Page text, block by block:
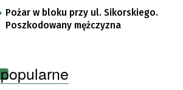
Pożar w bloku przy ul. Sikorskiego.
Poszkodowany mężczyzna
popularne